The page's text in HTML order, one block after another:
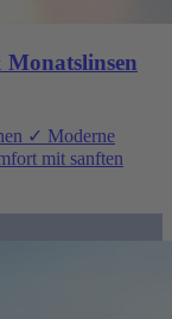
✓ Moderne
mit sanften